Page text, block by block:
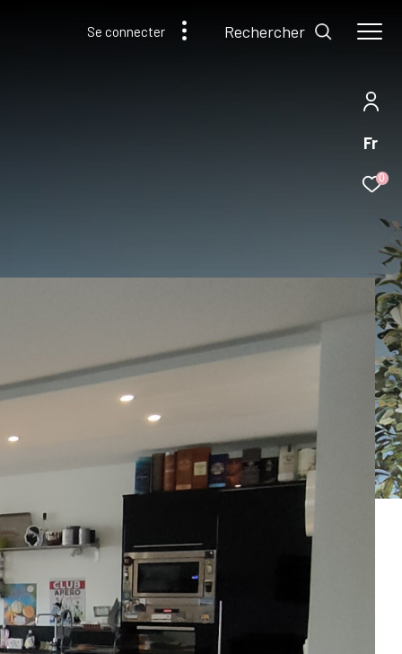
Fr
0
Se connecter Rechercher